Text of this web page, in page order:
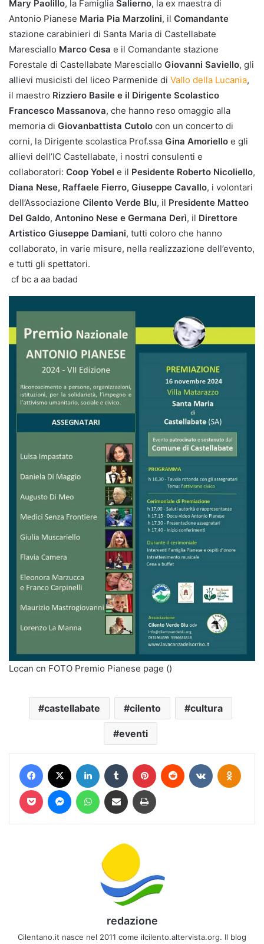
Mary Paolillo, la Famiglia Salierno, la ex maestra di
Antonio Pianese Maria Pia Marzolini, il Comandante
stazione carabinieri di Santa Maria di Castellabate
Maresciallo Marco Cesa e il Comandante stazione
Forestale di Castellabate Maresciallo Giovanni Saviello, gli
allievi musicisti del liceo Parmenide di Vallo della Lucania,
il maestro Rizziero Basile e il Dirigente Scolastico
Francesco Massanova, che hanno reso omaggio alla
memoria di Giovanbattista Cutolo con un concerto di
corni, la Dirigente scolastica Prof.ssa Gina Amoriello e gli
allievi dell’IC Castellabate, i nostri consulenti e
collaboratori: Coop Yobel e il Pesidente Roberto Nicoliello,
Diana Nese, Raffaele Fierro, Giuseppe Cavallo, i volontari
dell’Associazione Cilento Verde Blu, il Presidente Matteo
Del Galdo, Antonino Nese e Germana Derì, il Direttore
Artistico Giuseppe Damiani, tutti coloro che hanno
collaborato, in varie misure, nella realizzazione dell’evento,
e tutti gli spettatori.
cf bc a aa badad
Locan cn FOTO Premio Pianese page ()
castellabate cilento cultura
eventi
Facebook LinkedIn Tumblr Pinterest Reddit VKontakte
Pocket MessengerWhatsAppCondividi via mail Stampa
redazione
Cilentano.it nasce nel 2011 come ilcilento.altervista.org. Il blog